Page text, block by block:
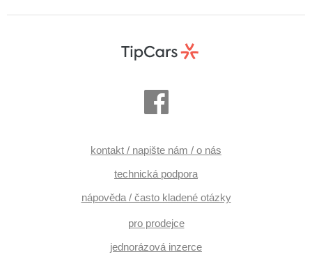
kontakt / napište nám / o nás
technická podpora
nápověda / často kladené otázky
pro prodejce
jednorázová inzerce